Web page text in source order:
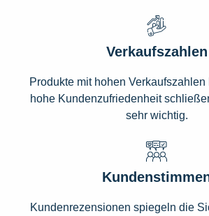
Verkaufszahlen
Produkte mit hohen
hohe Kundenzufriedenheit
sehr wichtig.
Kundenrezensionen spiegeln die